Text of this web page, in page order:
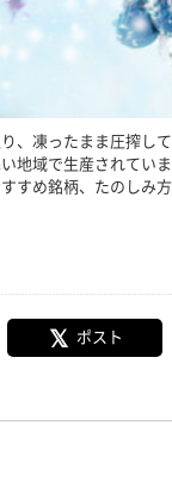
、凍ったまま圧搾し
地域で生産されてい
すめ銘柄、たのしみ方
ポスト